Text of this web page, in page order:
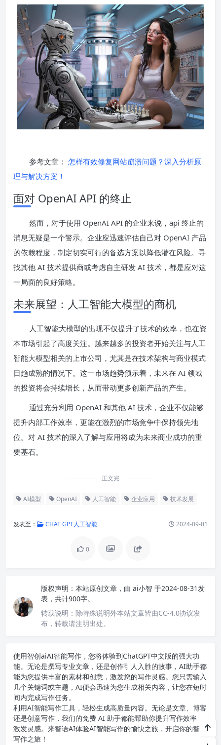
参考文章： 怎样有效修复网站崩溃问题？深入分析原
理与解决方案！
面对 OpenAI API 的终止
然而，对于使用 OpenAI API 的企业来说，api 终止的
消息无疑是一个警示。企业应迅速评估自己对 OpenAI 产品
的依赖程度，制定切实可行的备选方案以降低潜在风险。寻
找其他 AI 技术提供商或考虑自主研发 AI 技术，都是应对这
一局面的良好策略。
未来展望：人工智能大模型的商机
人工智能大模型的出现不仅提升了技术的效率，也在资
本市场引起了高度关注。越来越多的投资者开始关注与人工
智能大模型相关的上市公司，尤其是在技术架构与商业模式
日趋成熟的情况下。这一市场趋势预示着，未来在 AI 领域
的投资将会持续增长，从而带动更多创新产品的产生。
通过充分利用 OpenAI 和其他 AI 技术，企业不仅能够
提升内部工作效率，更能在激烈的市场竞争中保持领先地
位。对 AI 技术的深入了解与应用将成为未来商业成功的重
要基石。
正文完
AI模型 OpenAI 人工智能 企业应用 技术发展
发表至： CHAT GPT人工智能 2024-09-01
0
版权声明： 本站原创文章，由 ai小智 于2024-08-31发
表，共计900字。
转载说明： 除特殊说明外本站文章皆由CC-4.0协议发
布，转载请注明出处。
使用智创aiAI智能写作 ，您将体验到ChatGPT中文版的强大功
能。无论是撰写专业文章，还是创作引人入胜的故事，AI助手都
能为您提供丰富的素材和创意，激发您的写作灵感。您只需输入
几个关键词或主题，AI便会迅速为您生成相关内容，让您在短时
间内完成写作任务。
利用AI智能写作工具，轻松生成高质量内容。无论是文章、博客
还是创意写作，我们的免费 AI 助手都能帮助你提升写作效率，
激发灵感。来智语AI体验AI智能写作的愉快之旅，开启你的智能
写作之旅！